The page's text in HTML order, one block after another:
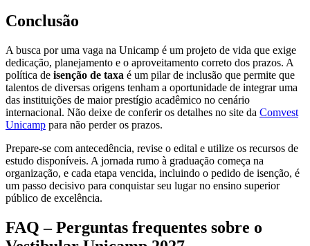
Conclusão
A busca por uma vaga na Unicamp é um projeto de vida que exige
dedicação, planejamento e o aproveitamento correto dos prazos. A
política de isenção de taxa é um pilar de inclusão que permite que
talentos de diversas origens tenham a oportunidade de integrar uma
das instituições de maior prestígio acadêmico no cenário
internacional. Não deixe de conferir os detalhes no site da Comvest
Unicamp para não perder os prazos.
Prepare-se com antecedência, revise o edital e utilize os recursos de
estudo disponíveis. A jornada rumo à graduação começa na
organização, e cada etapa vencida, incluindo o pedido de isenção, é
um passo decisivo para conquistar seu lugar no ensino superior
público de excelência.
FAQ – Perguntas frequentes sobre o